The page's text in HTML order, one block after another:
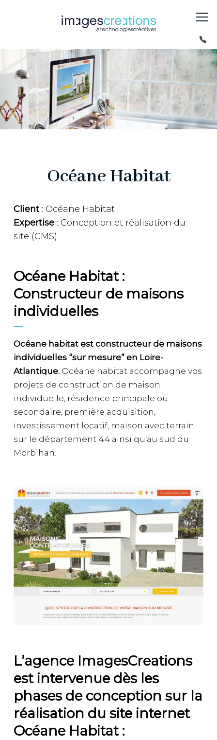
Océane Habitat
Client: Océane Habitat
Expertise : Conception et réalisation du
site (CMS)
Océane Habitat :
Constructeur de maisons
individuelles
Océane habitat est constructeur de maisons
individuelles “sur mesure” en Loire-
Atlantique. Océane habitat accompagne vos
projets de construction de maison
individuelle, résidence principale ou
secondaire, première acquisition,
investissement locatif, maison avec terrain
sur le département 44 ainsi qu’au sud du
Morbihan.
L’agence ImagesCreations
est intervenue dès les
phases de conception sur la
réalisation du site internet
Océane Habitat :